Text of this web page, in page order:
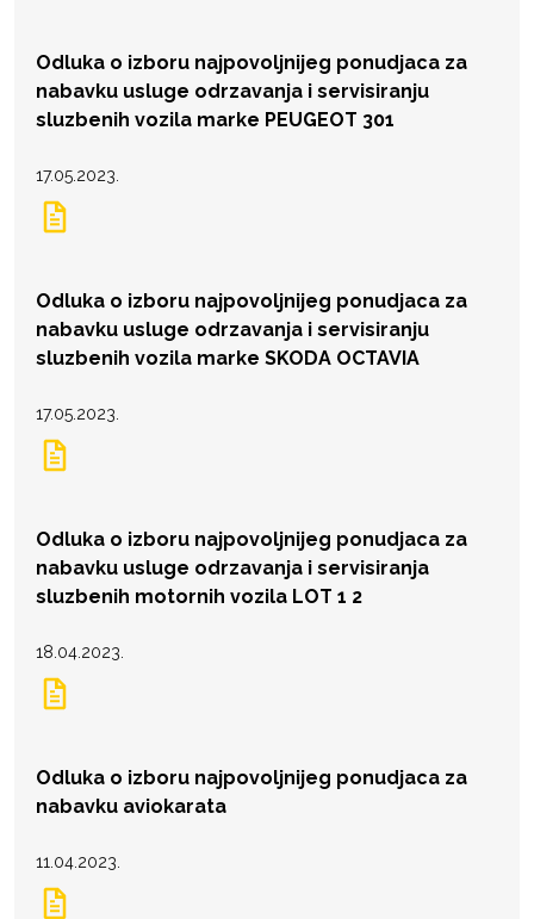
Odluka o izboru najpovoljnijeg ponudjaca za
nabavku usluge odrzavanja i servisiranju
sluzbenih vozila marke PEUGEOT 301
17.05.2023.
Odluka o izboru najpovoljnijeg ponudjaca za
nabavku usluge odrzavanja i servisiranju
sluzbenih vozila marke SKODA OCTAVIA
17.05.2023.
Odluka o izboru najpovoljnijeg ponudjaca za
nabavku usluge odrzavanja i servisiranja
sluzbenih motornih vozila LOT 1 2
18.04.2023.
Odluka o izboru najpovoljnijeg ponudjaca za
nabavku aviokarata
11.04.2023.